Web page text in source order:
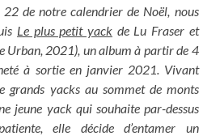
22 de notre calendrier de Noël, nous
Le plus petit yack de Lu Fraser et
Urban, 2021), un album à partir de 4
à sortie en janvier 2021. Vivant
grands yacks au sommet de monts
jeune yack qui souhaite par-dessus
elle décide d’entamer un